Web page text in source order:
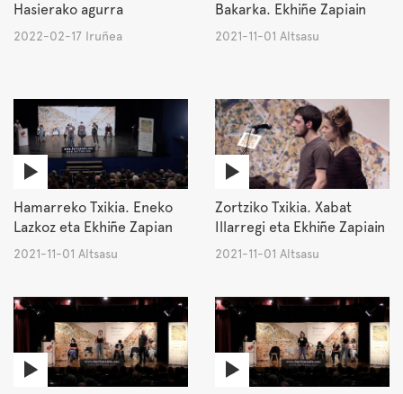
Hasierako agurra
2022-02-17 Iruñea
Bakarka. Ekhiñe Zapiain
2021-11-01 Altsasu
Hamarreko Txikia. Eneko
Lazkoz eta Ekhiñe Zapian
2021-11-01 Altsasu
Zortziko Txikia. Xabat
Illarregi eta Ekhiñe Zapiain
2021-11-01 Altsasu